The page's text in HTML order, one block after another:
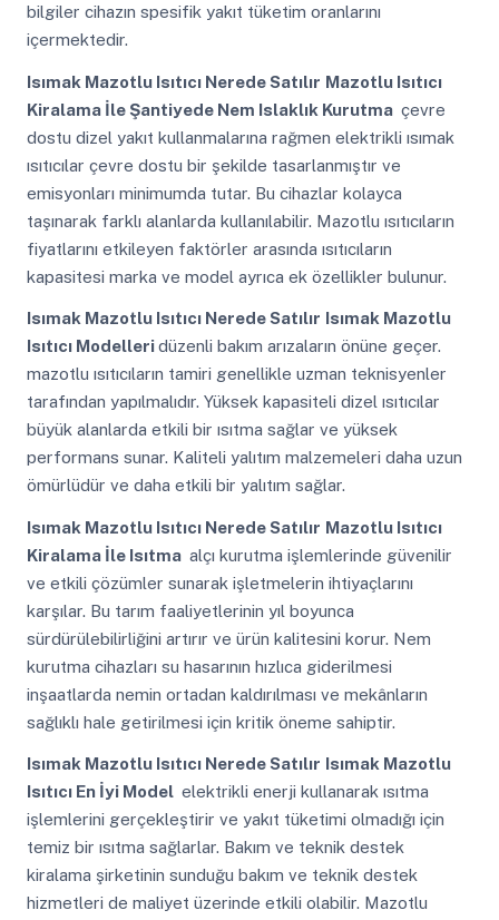
bilgiler cihazın spesifik yakıt tüketim oranlarını
içermektedir.
Isımak Mazotlu Isıtıcı Nerede Satılır Mazotlu Isıtıcı
Kiralama İle Şantiyede Nem Islaklık Kurutma çevre
dostu dizel yakıt kullanmalarına rağmen elektrikli ısımak
ısıtıcılar çevre dostu bir şekilde tasarlanmıştır ve
emisyonları minimumda tutar. Bu cihazlar kolayca
taşınarak farklı alanlarda kullanılabilir. Mazotlu ısıtıcıların
fiyatlarını etkileyen faktörler arasında ısıtıcıların
kapasitesi marka ve model ayrıca ek özellikler bulunur.
Isımak Mazotlu Isıtıcı Nerede Satılır Isımak Mazotlu
Isıtıcı Modelleridüzenli bakım arızaların önüne geçer.
mazotlu ısıtıcıların tamiri genellikle uzman teknisyenler
tarafından yapılmalıdır. Yüksek kapasiteli dizel ısıtıcılar
büyük alanlarda etkili bir ısıtma sağlar ve yüksek
performans sunar. Kaliteli yalıtım malzemeleri daha uzun
ömürlüdür ve daha etkili bir yalıtım sağlar.
Isımak Mazotlu Isıtıcı Nerede Satılır Mazotlu Isıtıcı
Kiralama İle Isıtma alçı kurutma işlemlerinde güvenilir
ve etkili çözümler sunarak işletmelerin ihtiyaçlarını
karşılar. Bu tarım faaliyetlerinin yıl boyunca
sürdürülebilirliğini artırır ve ürün kalitesini korur. Nem
kurutma cihazları su hasarının hızlıca giderilmesi
inşaatlarda nemin ortadan kaldırılması ve mekânların
sağlıklı hale getirilmesi için kritik öneme sahiptir.
Isımak Mazotlu Isıtıcı Nerede Satılır Isımak Mazotlu
Isıtıcı En İyi Model elektrikli enerji kullanarak ısıtma
işlemlerini gerçekleştirir ve yakıt tüketimi olmadığı için
temiz bir ısıtma sağlarlar. Bakım ve teknik destek
kiralama şirketinin sunduğu bakım ve teknik destek
hizmetleri de maliyet üzerinde etkili olabilir. Mazotlu